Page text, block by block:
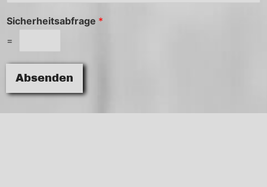
Sicherheitsabfrage *
=
Absenden